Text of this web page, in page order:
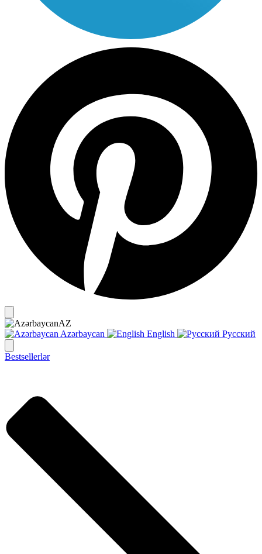
AZ
Azərbaycan
English Русский
Bestsellerlər